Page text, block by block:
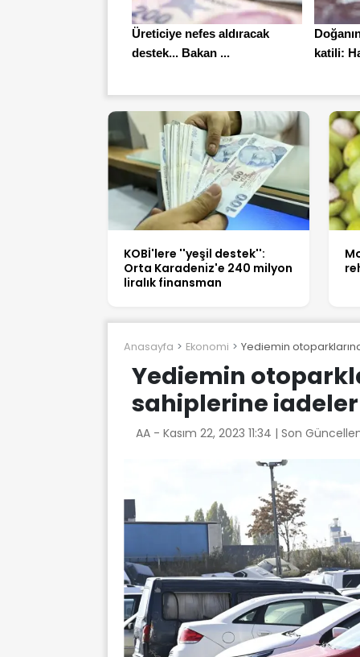
Üreticiye nefes aldıracak
destek... Bakan ...
katili:
KOBİ'lere ''yeşil destek'':
Orta Karadeniz'e 240 milyon
liralık finansman
Anasayfa Ekonomi Yediemin
Yediemin
sahiplerine iadeler
AA - Kasım 22, 2023 11:34 | Son